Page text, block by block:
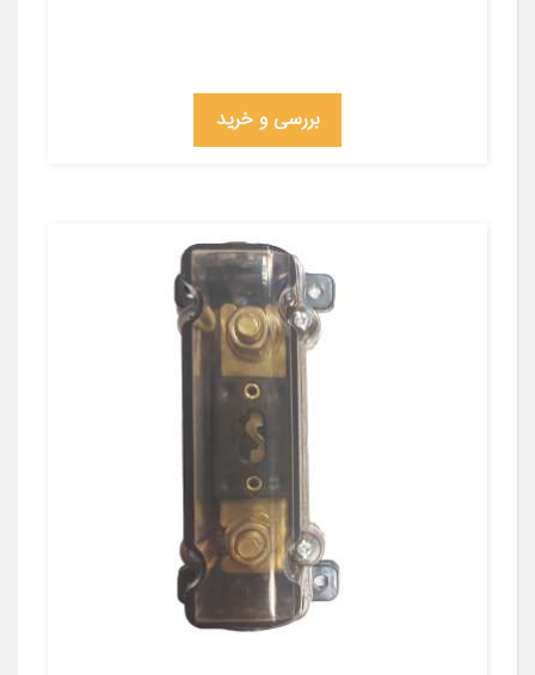
بررسی و خرید